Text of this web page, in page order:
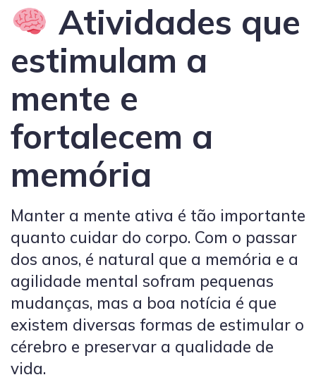
Atividades que
estimulam a
mente e
fortalecem a
memória
Manter a mente ativa é tão importante
quanto cuidar do corpo. Com o passar
dos anos, é natural que a memória e a
agilidade mental sofram pequenas
mudanças, mas a boa notícia é que
existem diversas formas de estimular o
cérebro e preservar a qualidade de
vida.